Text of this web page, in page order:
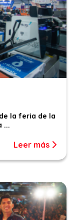
la feria de la
...
Leer más